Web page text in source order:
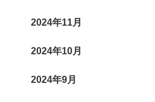
2024年11月
2024年10月
2024年9月